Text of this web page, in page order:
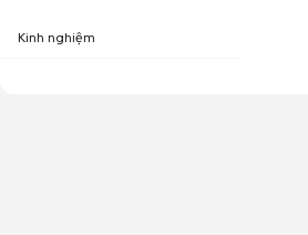
Kinh nghiệm